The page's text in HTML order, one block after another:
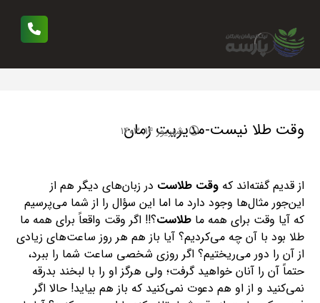
وقت طلا نیست-مدیریت زمان
شهریور ۱۴, ۱۴۰۳
از قدیم گفته‌اند کهوقت طلاست در زبان‌های دیگر هم از
این‌جور مثال‌ها وجود دارد ما اما این سؤال را از شما می‌پرسیم
که آیا وقت برای همه ما طلاست؟!! اگر وقت واقعاً برای همه ما
طلا بود با آن چه می‌کردیم؟ آیا باز هم هر روز ساعت‌های زیادی
از آن را دور می‌ریختیم؟ اگر روزی شخصی ساعت شما را ببرد،
حتماً آن را آنان خواهید گرفت؛ ولی هرگز او را با لبخند بدرقه
نمی‌کنید و از او هم دعوت نمی‌کنید که باز هم بیاید! حالا اگر